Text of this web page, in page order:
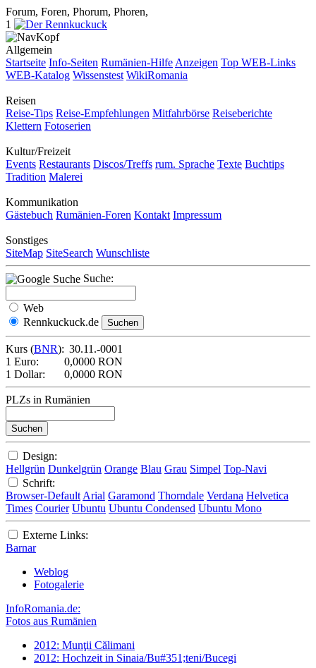
Forum, Foren, Phorum, Phoren,
1
Allgemein
Startseite Info-Seiten Rumänien-Hilfe Anzeigen Top WEB-Links
WEB-Katalog Wissenstest WikiRomania
Reisen
Reise-Tips Reise-Empfehlungen Mitfahrbörse Reiseberichte
Klettern Fotoserien
Kultur/Freizeit
Events Restaurants Discos/Treffs rum. Sprache Texte Buchtips
Tradition Malerei
Kommunikation
Gästebuch Rumänien-Foren Kontakt Impressum
Sonstiges
SiteMap SiteSearch Wunschliste
Suche:
Web
Rennkuckuck.de
Kurs (BNR): 30.11.-0001
1 Euro:
0,0000 RON
1 Dollar:
0,0000 RON
PLZs in Rumänien
Design:
Hellgrün Dunkelgrün Orange Blau Grau Simpel Top-Navi
Schrift:
Browser-Default Arial Garamond Thorndale Verdana Helvetica
Times Courier Ubuntu Ubuntu Condensed Ubuntu Mono
Externe Links:
Barnar
Weblog
Fotogalerie
InfoRomania.de:
Fotos aus Rumänien
2012: Munţii Călimani
2012: Hochzeit in Sinaia/Bu#351;teni/Bucegi